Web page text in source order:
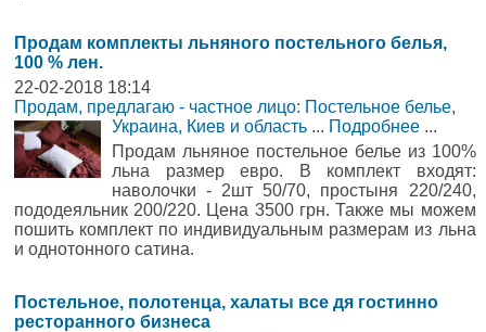
Продам комплекты льняного постельного белья,
100 % лен.
22-02-2018 18:14
Продам, предлагаю - частное лицо: Постельное белье,
Украина, Киев и область ... Подробнее ...
Продам льняное постельное белье из 100%
льна размер евро. В комплект входят:
наволочки - 2шт 50/70, простыня 220/240,
пододеяльник 200/220. Цена 3500 грн. Также мы можем
пошить комплект по индивидуальным размерам из льна
и однотонного сатина.
Постельное, полотенца, халаты все дя гостинно
ресторанного бизнеса